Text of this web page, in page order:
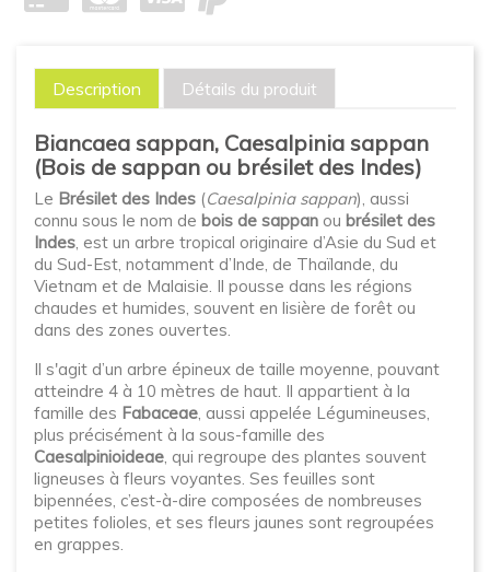
Description Détails du produit
Biancaea sappan, Caesalpinia sappan
(Bois de sappan ou brésilet des Indes)
Le Brésilet des Indes (Caesalpinia sappan), aussi
connu sous le nom de bois de sappan ou brésilet des
Indes, est un arbre tropical originaire d’Asie du Sud et
du Sud-Est, notamment d’Inde, de Thaïlande, du
Vietnam et de Malaisie. Il pousse dans les régions
chaudes et humides, souvent en lisière de forêt ou
dans des zones ouvertes.
Il s'agit d’un arbre épineux de taille moyenne, pouvant
atteindre 4 à 10 mètres de haut. Il appartient à la
famille des Fabaceae, aussi appelée Légumineuses,
plus précisément à la sous-famille des
Caesalpinioideae, qui regroupe des plantes souvent
ligneuses à fleurs voyantes. Ses feuilles sont
bipennées, c’est-à-dire composées de nombreuses
petites folioles, et ses fleurs jaunes sont regroupées
en grappes.